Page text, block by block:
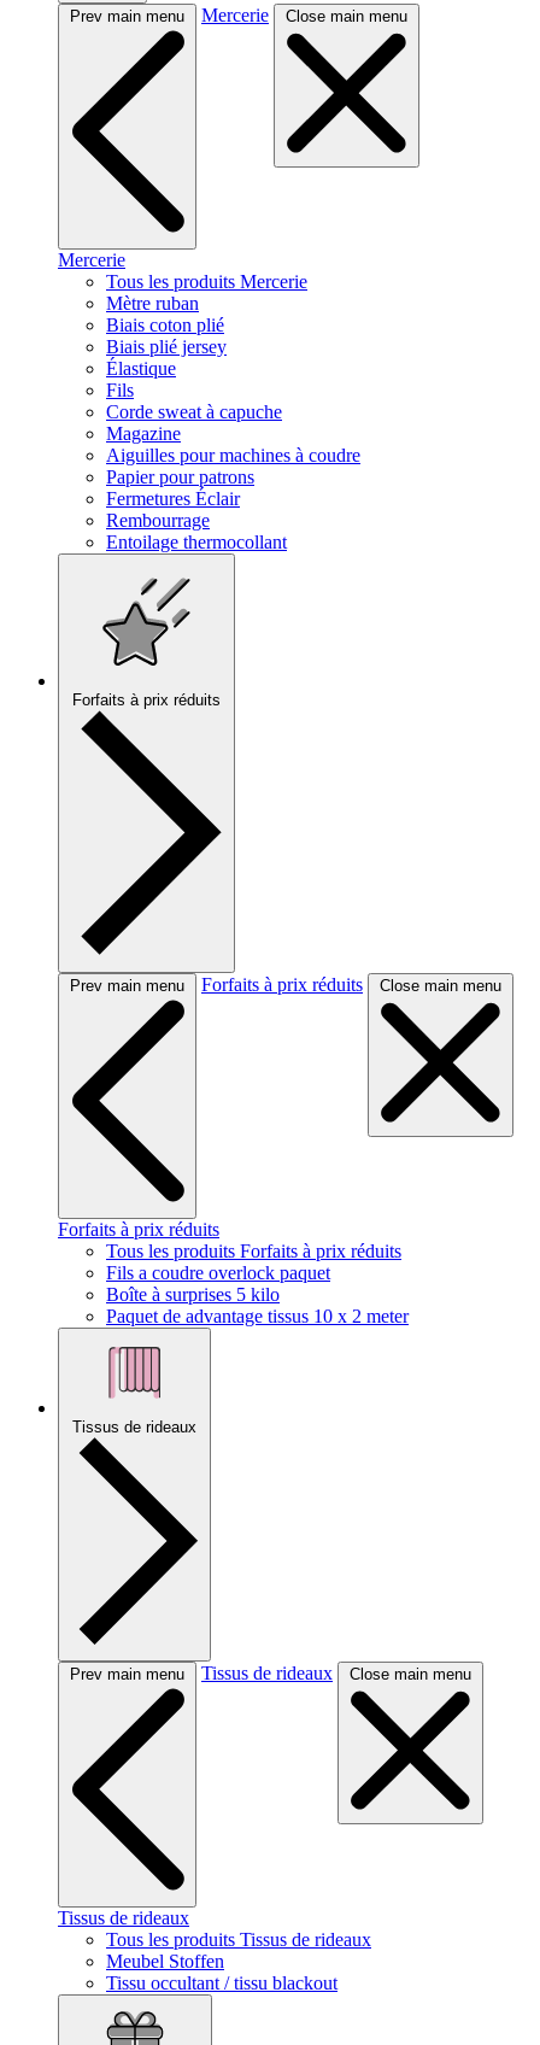
Prev main menu Mercerie Close main menu
Mercerie
Tous les produits Mercerie
Mètre ruban
Biais coton plié
Biais plié jersey
Élastique
Fils
Corde sweat à capuche
Magazine
Aiguilles pour machines à coudre
Papier pour patrons
Fermetures Éclair
Rembourrage
Entoilage thermocollant
Forfaits à prix réduits
Prev main menu Forfaits à prix réduits Close main menu
Forfaits à prix réduits
Tous les produits Forfaits à prix réduits
Fils a coudre overlock paquet
Boîte à surprises 5 kilo
Paquet de advantage tissus 10 x 2 meter
Tissus de rideaux
Prev main menu Tissus de rideaux Close main menu
Tissus de rideaux
Tous les produits Tissus de rideaux
Meubel Stoffen
Tissu occultant / tissu blackout